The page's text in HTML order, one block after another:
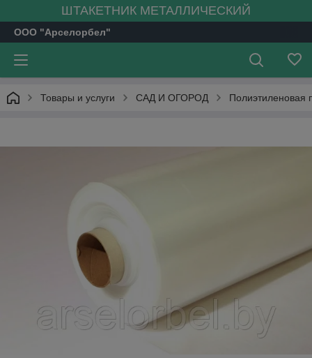
ШТАКЕТНИК МЕТАЛЛИЧЕСКИЙ
ООО "Арселорбел"
Товары и услуги САД И ОГОРОД Полиэтиленовая